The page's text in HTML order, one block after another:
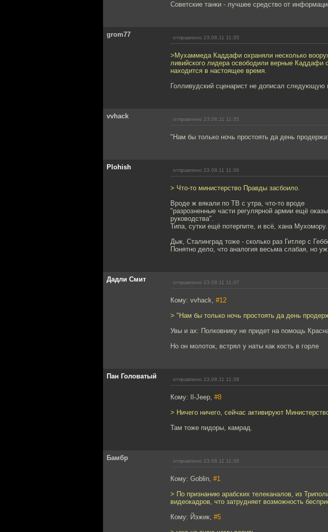
Советские танки - лучшее средство от
grom77 отправлено 23.08.11 11:35
>Мухаммеда Каддафи охраняли несколько
ливийского лидера освободили верные
находится в настоящее время.
Голливудский сценарист не дописал следующую
vvhack отправлено 23.08.11 11:35
"Нам бы только ночь простоять да день
Plohish отправлено 23.08.11 11:36
> Что-то министерство Правды засбоило.
Вроде ж вякали по ТВ с утра, что-то вроде
"разрозненные части регулярной армии ещё
руководства".
Типа, сутки ещё потерпите, и всё, хана Мухомору.
Дык, Сталинград тоже - сколько раз Гитлер с
Понятно дело, что аналогия весьма слабая, но
Дадли Смит отправлено 23.08.11 11:37
Кому: vvhack, #12
> "Нам бы только ночь простоять да день
Увы и ах: Полковнику не придет на помощь
Но он молоток, встрял у наты как кость в горле
Пан Головатый отправлено 23.08.11 11:38
Кому: Il-Jeep, #8
> Ничего ничего, сейчас активируют
Там тоже пидоры, камрад.
Бамбр отправлено 23.08.11 11:38
Кому: Goblin, #1
> По признанию арабских телеканалов, из
видеокадров, что затрудняет возможность
Кому: Йэжик, #5